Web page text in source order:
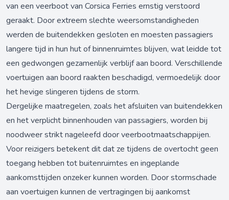
van een veerboot van Corsica Ferries ernstig verstoord
geraakt. Door extreem slechte weersomstandigheden
werden de buitendekken gesloten en moesten passagiers
langere tijd in hun hut of binnenruimtes blijven, wat leidde tot
een gedwongen gezamenlijk verblijf aan boord. Verschillende
voertuigen aan boord raakten beschadigd, vermoedelijk door
het hevige slingeren tijdens de storm.
Dergelijke maatregelen, zoals het afsluiten van buitendekken
en het verplicht binnenhouden van passagiers, worden bij
noodweer strikt nageleefd door veerbootmaatschappijen.
Voor reizigers betekent dit dat ze tijdens de overtocht geen
toegang hebben tot buitenruimtes en ingeplande
aankomsttijden onzeker kunnen worden. Door stormschade
aan voertuigen kunnen de vertragingen bij aankomst